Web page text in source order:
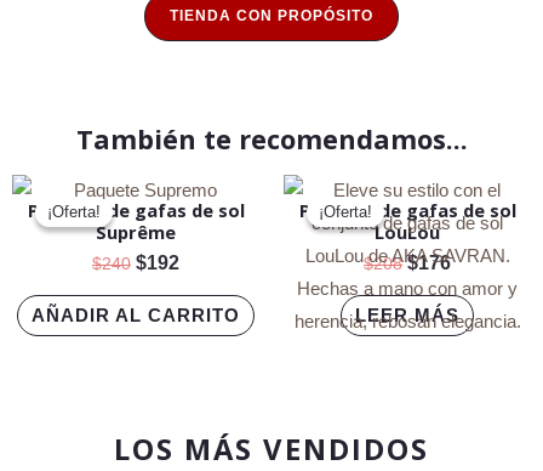
TIENDA CON PROPÓSITO
También te recomendamos...
¡Oferta!
¡Oferta!
Paquete de gafas de sol
Suprême
$240
El
precio
original
era:
$192
El
precio
AÑADIR AL CARRITO
¡Oferta!
¡Oferta!
Paquete de gafas de sol
LouLou
$208
El
precio
original
era:
$208.
$176
El
precio
actual
es:
$176.
LEER MÁS
LOS MÁS VENDIDOS